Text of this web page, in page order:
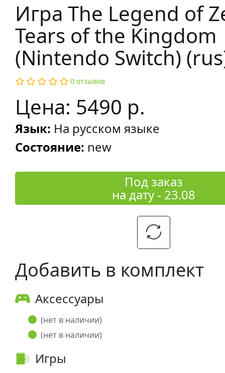
Игра The Legend of
Tears of the Kingdom
(Nintendo Switch)
0 отзывов
Цена: 5490 р.
Язык: На русском языке
Состояние: new
Под заказ
на дату - 23.08
Добавить в комплект
Аксессуары
(нет в наличии)
(нет в наличии)
Игры